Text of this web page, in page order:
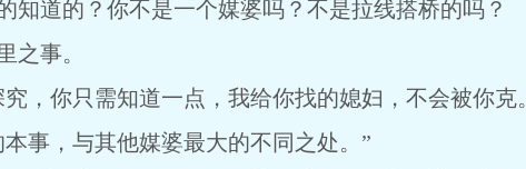
道的？你不是一个媒婆吗？不是拉线搭桥的吗？
事。
你只需知道一点，我给你找的媳妇，不会被你克
，与其他媒婆最大的不同之处。”